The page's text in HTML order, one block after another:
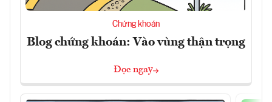
Chứng khoán
Blog chứng khoán: Vào vùng thận trọng
Đọc ngay